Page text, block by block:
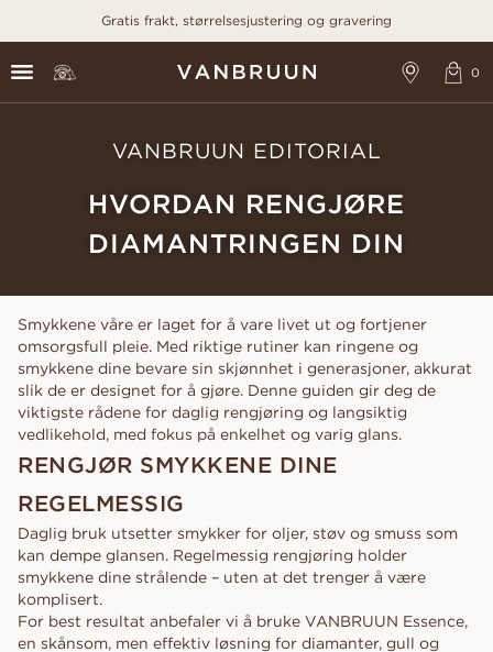
Gratis frakt, størrelsesjustering og gravering
VANBRUUN EDITORIAL
HVORDAN RENGJØRE
DIAMANTRINGEN DIN
Smykkene våre er laget for å vare livet ut og fortjener
omsorgsfull pleie. Med riktige rutiner kan ringene og
smykkene dine bevare sin skjønnhet i generasjoner, akkurat
slik de er designet for å gjøre. Denne guiden gir deg de
viktigste rådene for daglig rengjøring og langsiktig
vedlikehold, med fokus på enkelhet og varig glans.
RENGJØR SMYKKENE DINE
REGELMESSIG
Daglig bruk utsetter smykker for oljer, støv og smuss som
kan dempe glansen. Regelmessig rengjøring holder
smykkene dine strålende – uten at det trenger å være
komplisert.
For best resultat anbefaler vi å bruke VANBRUUN Essence,
en skånsom, men effektiv løsning for diamanter, gull og